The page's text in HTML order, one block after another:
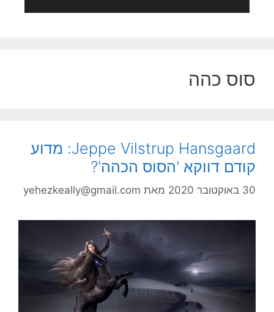
סוס כהה
Jeppe Vilstrup Hansgaard: מדוע
קודם דווקא 'הסוס הכהה'?
30 באוקטובר 2020 מאת yehezkeally@gmail.com